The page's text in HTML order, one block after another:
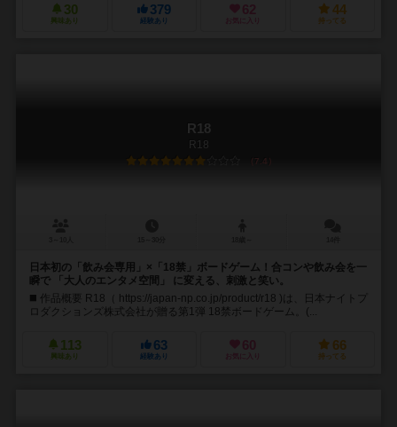
30
興味あり
379
経験あり
62
お気に入り
44
持ってる
R18
R18
7.4
日本初の「飲み会専用」×「18禁」ボードゲーム！合コンや飲み会を一
瞬で 「大人のエンタメ空間」 に変える、刺激と笑い。
◼️ 作品概要 R18（ https://japan-np.co.jp/product/r18 )は、日本ナイトプ
ロダクションズ株式会社が贈る第1弾 18禁ボードゲーム。(...
113
興味あり
63
経験あり
60
お気に入り
66
持ってる